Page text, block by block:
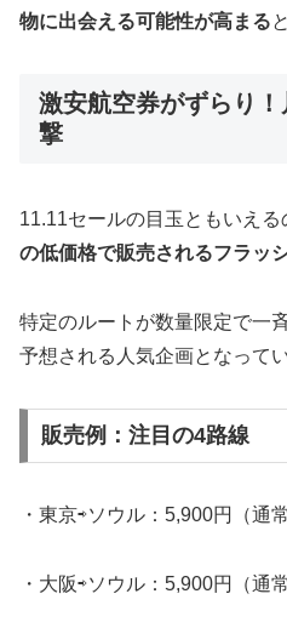
物に出会える可能性が高まる
激安航空券がずらり
撃
11.11セールの目玉ともいえる
の低価格で販売されるフラッ
特定のルートが数量限定で一
予想される人気企画となってい
販売例：注目の4路線
・東京⇨ソウル：5,900円（通
・大阪⇨ソウル：5,900円（通